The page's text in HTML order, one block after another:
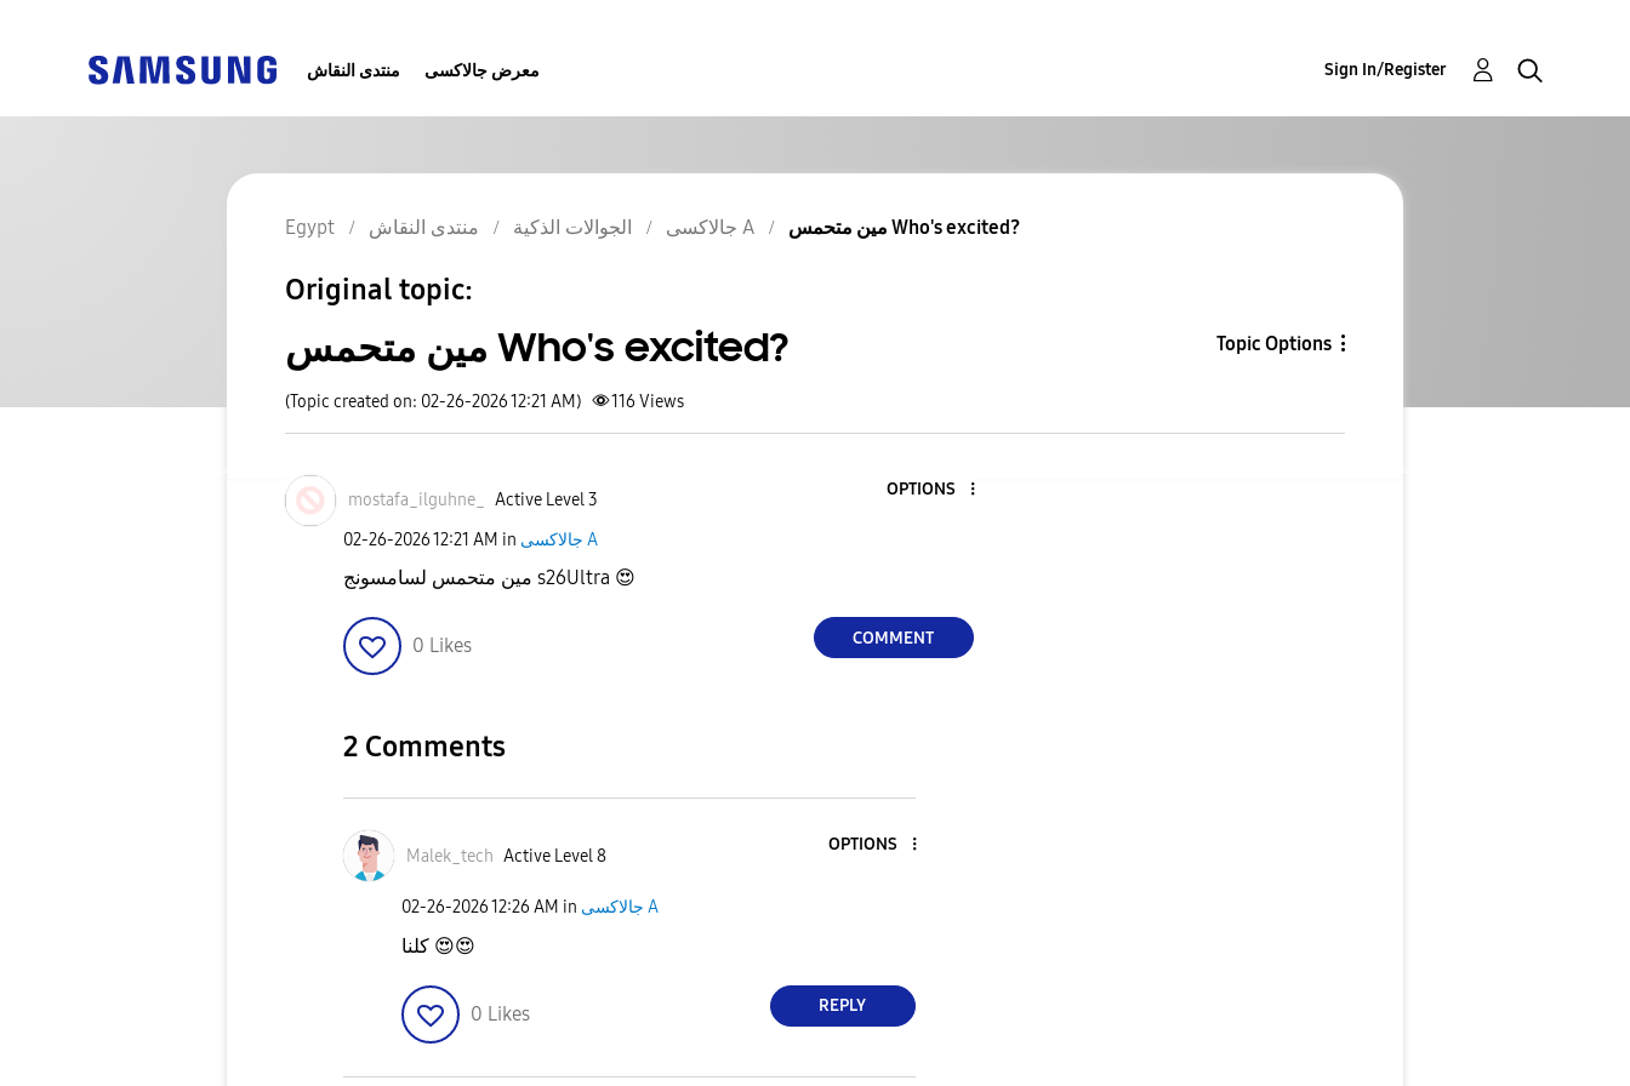
منتدى النقاش معرض جالاكسى Sign In/Register
Egypt منتدى النقاش الجوالات الذكية جالاكسى A مين متحمس Who's excited?
Original topic:
مين متحمس Who's excited? Topic Options
(Topic created on: 02-26-2026 12:21 AM) 116 Views
mostafa_ilguhne Active Level 3
OPTIONS
‎02-26-202612:21 AM in جالاكسى A
مين متحمس لسامسونج s26Ultra 😍
0 Likes COMMENT
2 Comments
Malek_tech Active Level 8
OPTIONS
‎02-26-202612:26 AM in جالاكسى A
😍😍
0 Likes REPLY